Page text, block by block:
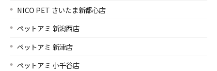
NICO PET さいたま新都心店
ペットアミ 新潟西店
ペットアミ 新津店
ペットアミ 小千谷店